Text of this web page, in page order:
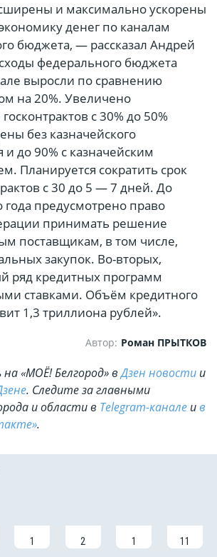
и максимально ускорены
денег по каналам
бюджета, — рассказал Андрей
федерального бюджета
выросли по сравнению
на 20%. Увеличено
с 30% до 50%
без казначейского
до 90% с казначейским
Планируется сократить срок
с 30 до 5 — 7 дней. До
года предусмотрено право
принимать решение
поставщикам, в том числе,
закупок. Во-вторых,
ряд кредитных программ
ставками. Объём кредитного
1,3 триллиона рублей».
Автор: Роман ПРЫТКОВ
«МОЁ! Белгород» вДзен новости и
. Cледите за главными
и области в Telegram-канале ив
.
1 2 1 11